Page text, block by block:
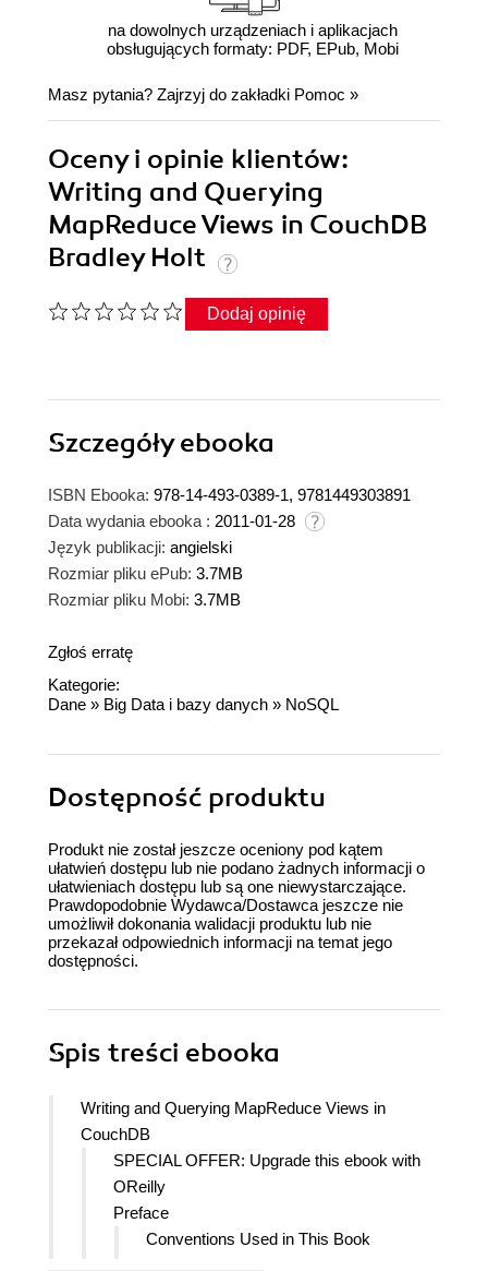
na dowolnych urządzeniach i aplikacjach
obsługujących formaty: PDF, EPub, Mobi
Masz pytania? Zajrzyj do zakładki Pomoc »
Oceny i opinie klientów:
Writing and Querying
MapReduce Views in CouchDB
Bradley Holt
Dodaj opinię
Szczegółyebooka
ISBN Ebooka: 978-14-493-0389-1, 9781449303891
Data wydania ebooka : 2011-01-28
Język publikacji: angielski
Rozmiar pliku ePub: 3.7MB
Rozmiar pliku Mobi: 3.7MB
Zgłoś erratę
Kategorie:
Dane » Big Data i bazy danych » NoSQL
Dostępność produktu
Produkt nie został jeszcze oceniony pod kątem
ułatwień dostępu lub nie podano żadnych informacji o
ułatwieniach dostępu lub są one niewystarczające.
Prawdopodobnie Wydawca/Dostawca jeszcze nie
umożliwił dokonania walidacji produktu lub nie
przekazał odpowiednich informacji na temat jego
dostępności.
Spis treści ebooka
Writing and Querying MapReduce Views in
CouchDB
SPECIAL OFFER: Upgrade this ebook with
OReilly
Preface
Conventions Used in This Book